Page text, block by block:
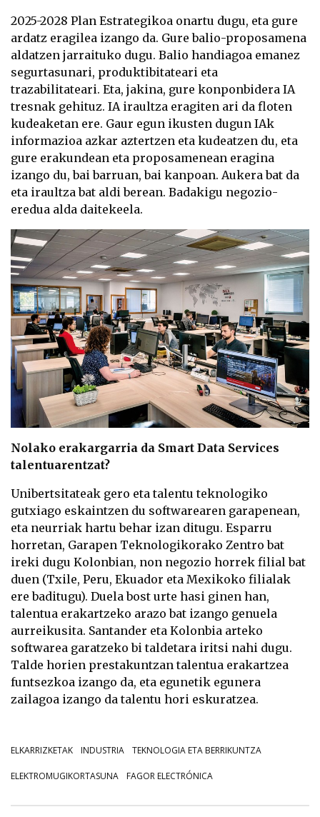
2025-2028 Plan Estrategikoa onartu dugu, eta gure
ardatz eragilea izango da. Gure balio-proposamena
aldatzen jarraituko dugu. Balio handiagoa emanez
segurtasunari, produktibitateari eta
trazabilitateari. Eta, jakina, gure konponbidera IA
tresnak gehituz. IA iraultza eragiten ari da floten
kudeaketan ere. Gaur egun ikusten dugun IAk
informazioa azkar aztertzen eta kudeatzen du, eta
gure erakundean eta proposamenean eragina
izango du, bai barruan, bai kanpoan. Aukera bat da
eta iraultza bat aldi berean. Badakigu negozio-
eredua alda daitekeela.
Nolako erakargarria da Smart Data Services
talentuarentzat?
Unibertsitateak gero eta talentu teknologiko
gutxiago eskaintzen du softwarearen garapenean,
eta neurriak hartu behar izan ditugu. Esparru
horretan, Garapen Teknologikorako Zentro bat
ireki dugu Kolonbian, non negozio horrek filial bat
duen (Txile, Peru, Ekuador eta Mexikoko filialak
ere baditugu). Duela bost urte hasi ginen han,
talentua erakartzeko arazo bat izango genuela
aurreikusita. Santander eta Kolonbia arteko
softwarea garatzeko bi taldetara iritsi nahi dugu.
Talde horien prestakuntzan talentua erakartzea
funtsezkoa izango da, eta egunetik egunera
zailagoa izango da talentu hori eskuratzea.
ELKARRIZKETAK INDUSTRIA TEKNOLOGIA ETA BERRIKUNTZA
ELEKTROMUGIKORTASUNA FAGOR ELECTRÓNICA